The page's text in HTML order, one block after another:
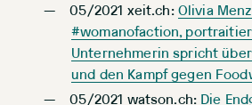
05/2021 xeit.ch: Olivia
#womanofaction,
Unternehmerin spricht
und den Kampf gegen
05/2021 watson.ch: Die